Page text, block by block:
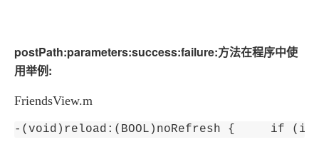
postPath:parameters:success:failure:方法在程序中使
用举例:
FriendsView.m
-(void)reload:(BOOL)noRefresh {